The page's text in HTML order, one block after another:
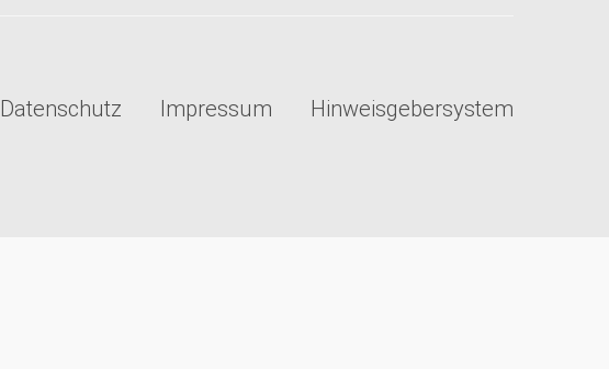
Datenschutz Impressum Hinweisgebersystem